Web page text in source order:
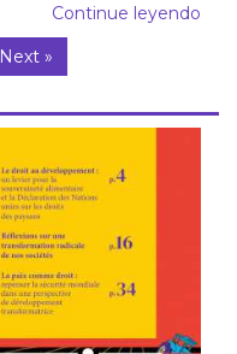
Continue leyendo
Next »